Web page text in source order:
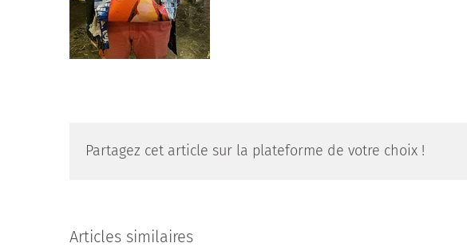
Partagez cet article sur la plateforme de votre choix !
Articles similaires